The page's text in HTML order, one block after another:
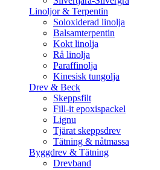
Linoljor & Terpentin
Soloxiderad linolja
Balsamterpentin
Kokt linolja
Rå linolja
Paraffinolja
Kinesisk tungolja
Drev & Beck
Skeppsfilt
Fill-it epoxispackel
Lignu
Tjärat skeppsdrev
Tätning & nåtmassa
Byggdrev & Tätning
Drevband